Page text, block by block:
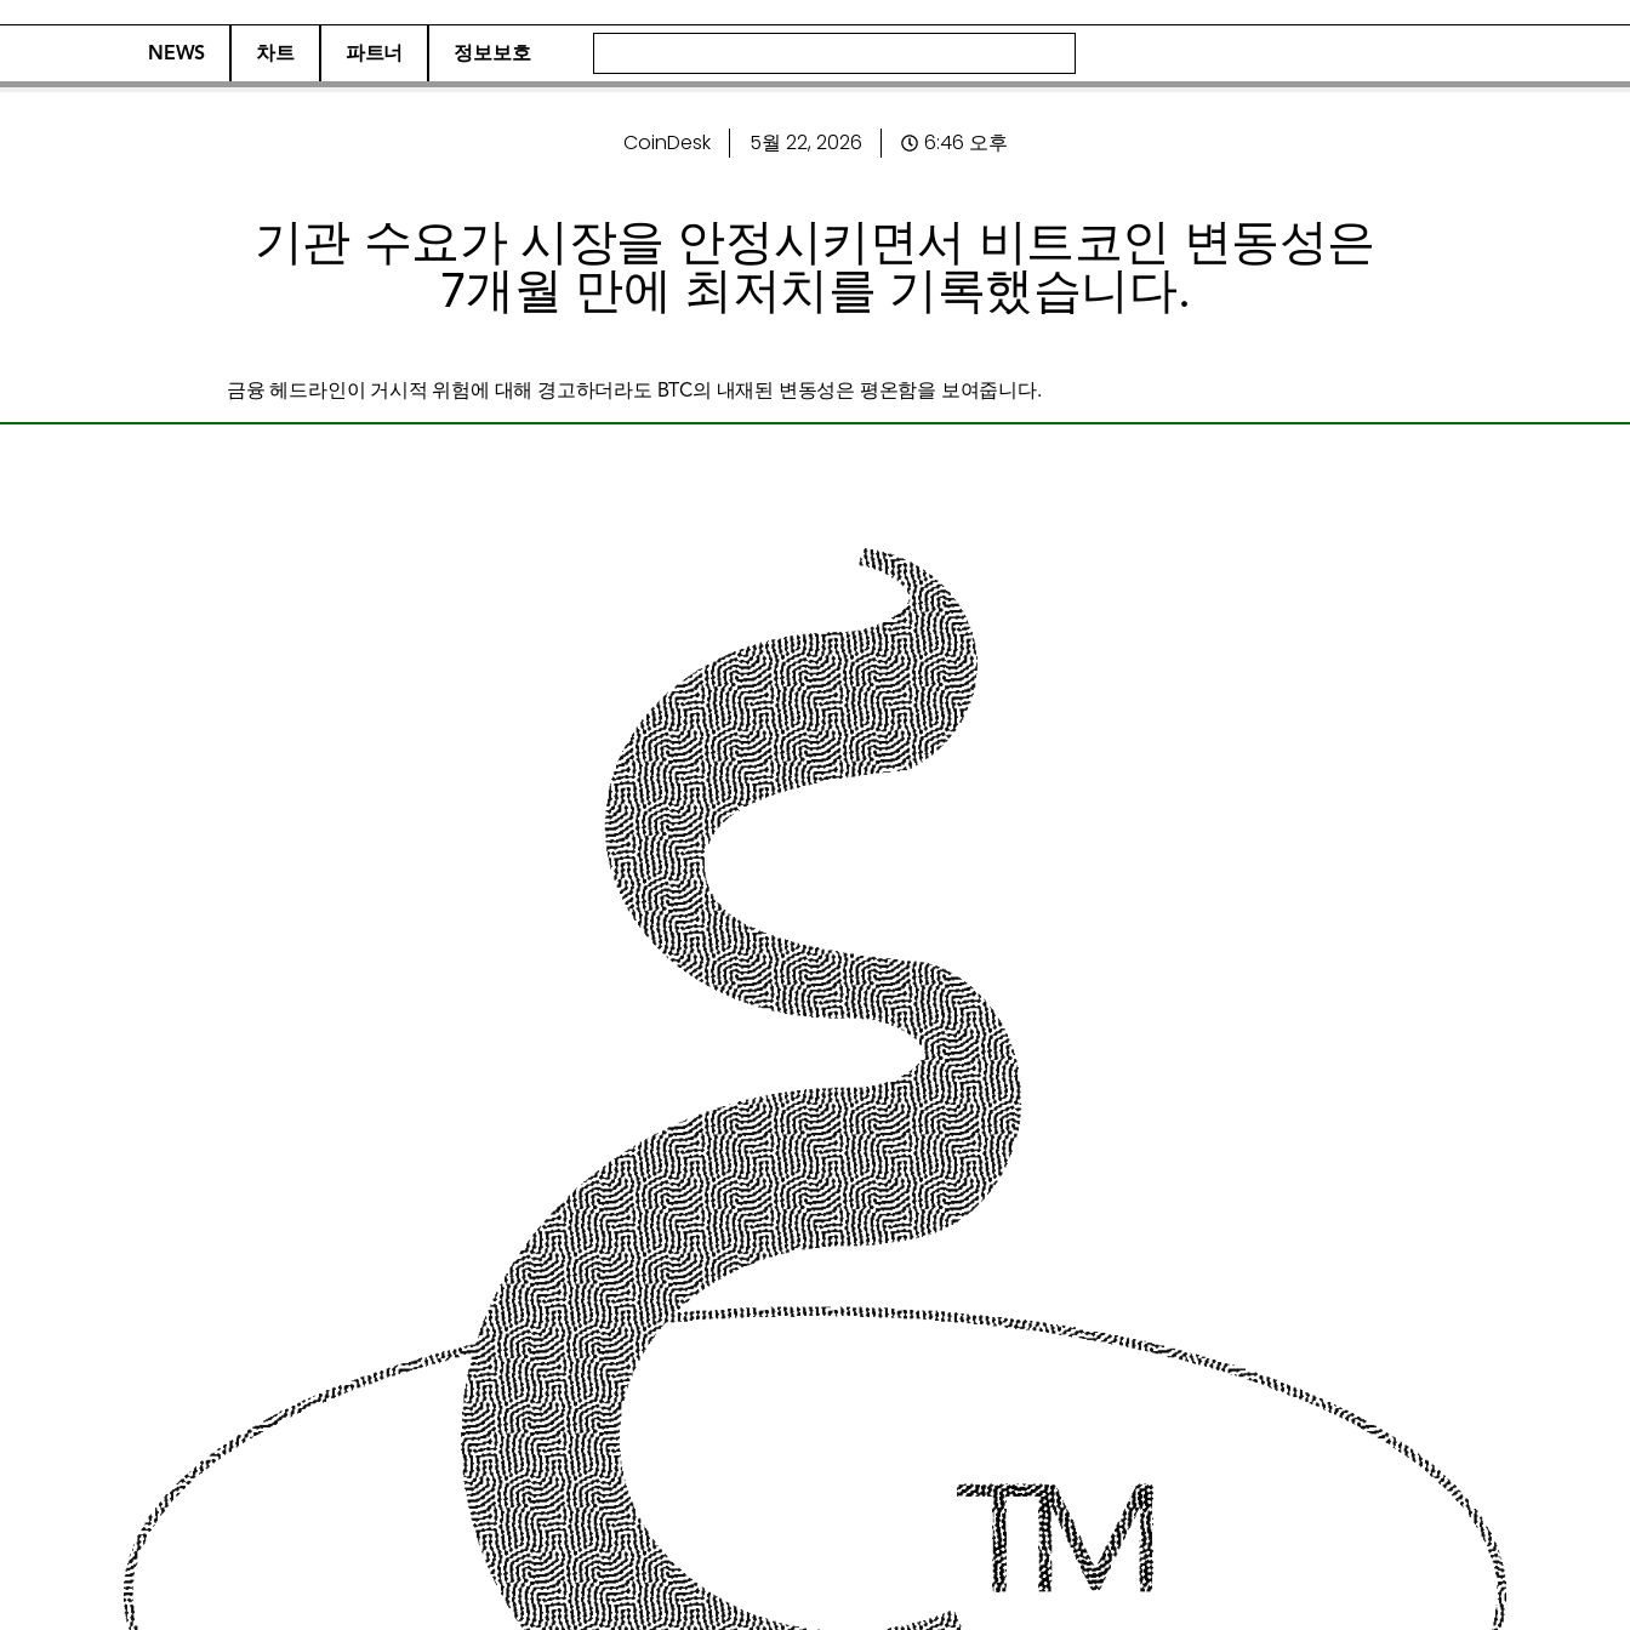
NEWS 차트 파트너 정보보호
CoinDesk 5월 22, 2026 6:46 오후
기관 수요가 시장을 안정시키면서 비트코인 ​​변동성은
7개월 만에 최저치를 기록했습니다.
금융 헤드라인이 거시적 위험에 대해 경고하더라도 BTC의 내재된 변동성은 평온함을 보여줍니다.